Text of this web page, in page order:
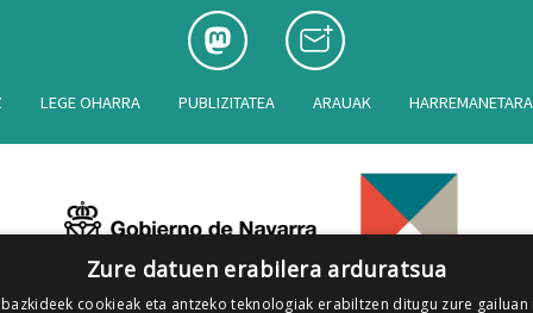
LEGE OHARRA PUBLIZITATEA ARAUAK
Zure datuen erabilera arduratsua
cookieak eta antzeko teknologiak erabiltzen ditugu zure